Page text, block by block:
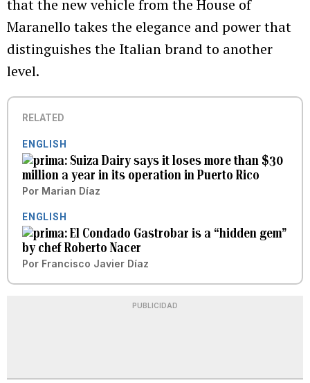
that the new vehicle from the House of
Maranello takes the elegance and power that
distinguishes the Italian brand to another
level.
RELATED
ENGLISH
Suiza Dairy says it loses more than $30
million a year in its operation in Puerto Rico
Por Marian Díaz
ENGLISH
El Condado Gastrobar is a “hidden gem”
by chef Roberto Nacer
Por Francisco Javier Díaz
PUBLICIDAD